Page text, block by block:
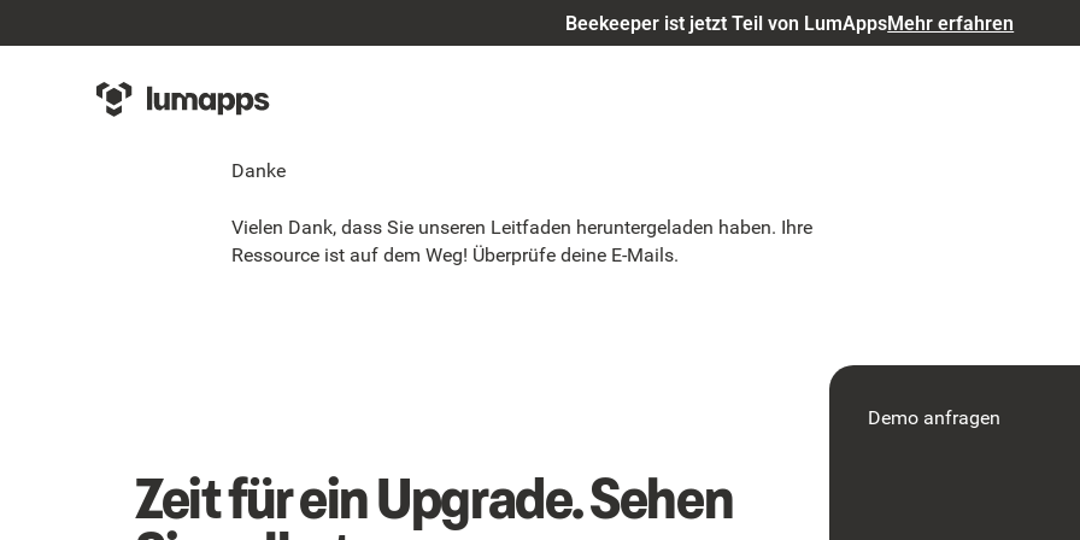
Beekeeper ist jetzt Teil von LumAppsMehr erfahren
Danke
Vielen Dank, dass Sie unseren Leitfaden heruntergeladen haben. Ihre
Ressource ist auf dem Weg! Überprüfe deine E-Mails.
Zeit für ein Upgrade. Sehen
Demo anfragen